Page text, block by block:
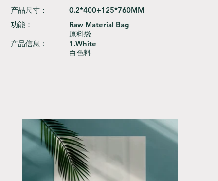
产品尺寸：
功能：
产品信息：
0.2*400+125*760MM
Raw Material Bag
原料袋
1.White
白色料